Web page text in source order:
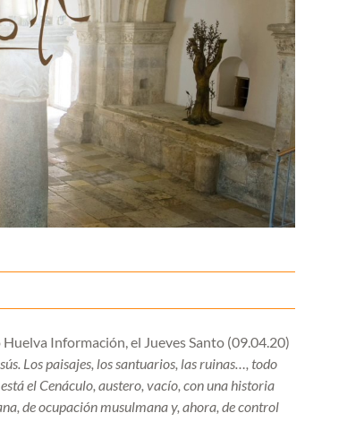
Información, el Jueves Santo (09.04.20)
Los paisajes, los santuarios, las ruinas…, todo
el Cenáculo, austero, vacío, con una historia
de ocupación musulmana y, ahora, de control